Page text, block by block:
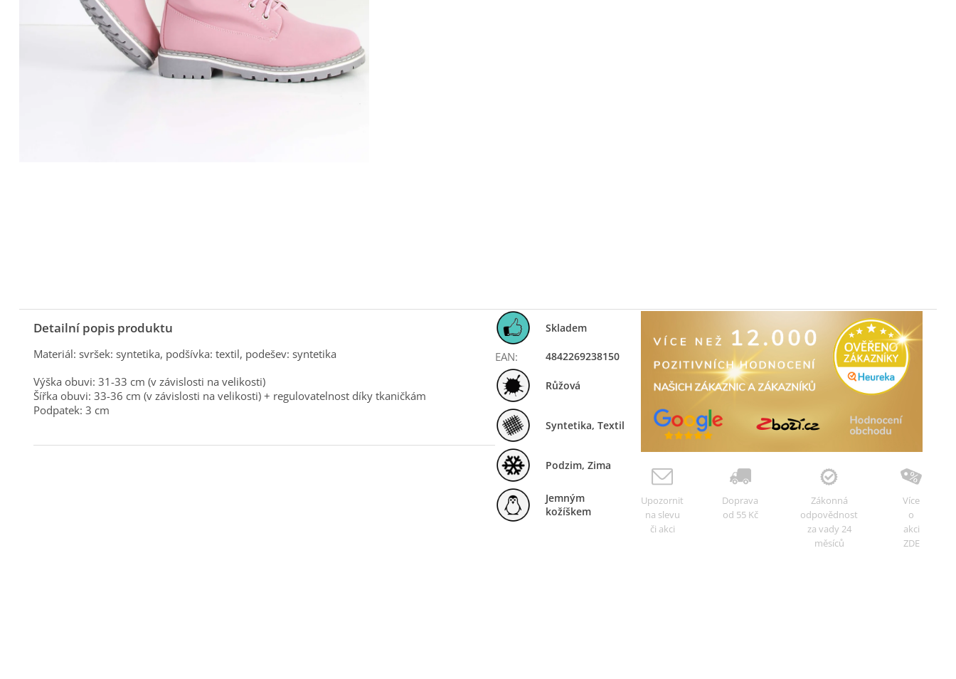
Detailní popis produktu
Materiál: svršek: syntetika, podšívka: textil, podešev: syntetika
Výška obuvi: 31-33 cm (v závislosti na velikosti)
Šířka obuvi: 33-36 cm (v závislosti na velikosti) + regulovatelnost díky tkaničkám
Podpatek: 3 cm
Skladem
EAN: 4842269238150
Růžová
Syntetika, Textil
Podzim,Zima
Jemným
kožíškem
Upozornit
na slevu
či akci
Doprava
od 55 Kč
Zákonná
odpovědnost
za vady 24
měsíců
Více
o
akci
ZDE